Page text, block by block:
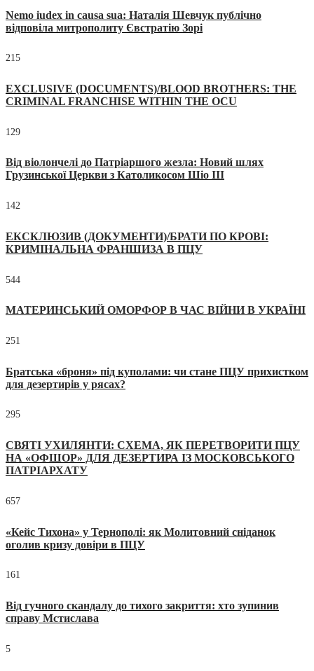
Nemo iudex in causa sua: Наталія Шевчук публічно
відповіла митрополиту Євстратію Зорі
215
EXCLUSIVE (DOCUMENTS)/BLOOD BROTHERS: THE
CRIMINAL FRANCHISE WITHIN THE OCU
129
Від віолончелі до Патріаршого жезла: Новий шлях
Грузинської Церкви з Католикосом Шіо III
142
ЕКСКЛЮЗИВ (ДОКУМЕНТИ)/БРАТИ ПО КРОВІ:
КРИМІНАЛЬНА ФРАНШИЗА В ПЦУ
544
МАТЕРИНСЬКИЙ ОМОРФОР В ЧАС ВІЙНИ В УКРАЇНІ
251
Братська «броня» під куполами: чи стане ПЦУ прихистком
для дезертирів у рясах?
295
СВЯТІ УХИЛЯНТИ: СХЕМА, ЯК ПЕРЕТВОРИТИ ПЦУ
НА «ОФШОР» ДЛЯ ДЕЗЕРТИРА ІЗ МОСКОВСЬКОГО
ПАТРІАРХАТУ
657
«Кейс Тихона» у Тернополі: як Молитовний сніданок
оголив кризу довіри в ПЦУ
161
Від гучного скандалу до тихого закриття: хто зупинив
справу Мстислава
5